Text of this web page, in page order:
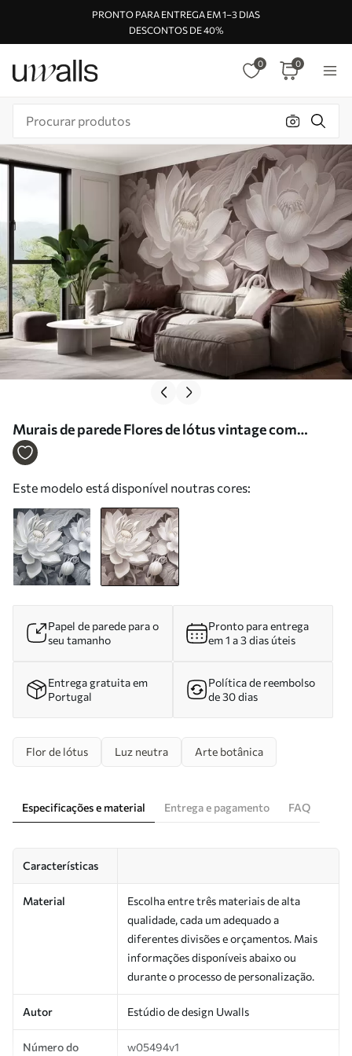
PRONTO PARA ENTREGA EM 1–3 DIAS
DESCONTOS DE 40%
0 0
Murais de parede Flores de lótus vintage com
suaves tons sépia e pétalas detalhadas, ilustração
Este modelo está disponível noutras cores:
Papel de parede para o
seu tamanho
Pronto para entrega
em 1 a 3 dias úteis
Entrega gratuita em
Portugal
Política de reembolso
de 30 dias
Flor de lótus Luz neutra Arte botânica
Especificações e material Entrega e pagamento FAQ
Características
Material
Escolha entre três materiais de alta
qualidade, cada um adequado a
diferentes divisões e orçamentos. Mais
informações disponíveis abaixo ou
durante o processo de personalização.
Autor Estúdio de design Uwalls
Número do
w05494v1